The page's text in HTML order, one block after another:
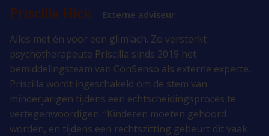
Priscilla Hick Externe adviseur
Alles met én voor een glimlach. Zo versterkt
psychotherapeute Priscilla sinds 2019 het
bemiddelingsteam van ConSenso als externe experte.
Priscilla wordt ingeschakeld om de stem van
minderjarigen tijdens een echtscheidingsproces te
vertegenwoordigen: “Kinderen moeten gehoord
worden, en tijdens een rechtszitting gebeurt dit vaak